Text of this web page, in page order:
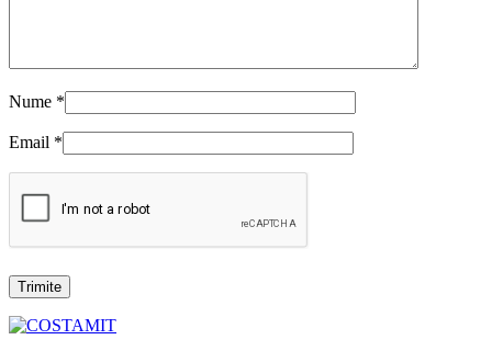
Nume *
Email *